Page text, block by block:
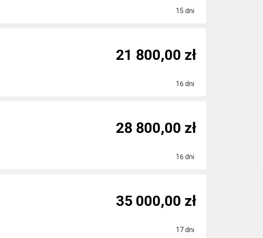
15 dni
16 dni
21 800,00 zł
16 dni
28 800,00 zł
17 dni
35 000,00 zł